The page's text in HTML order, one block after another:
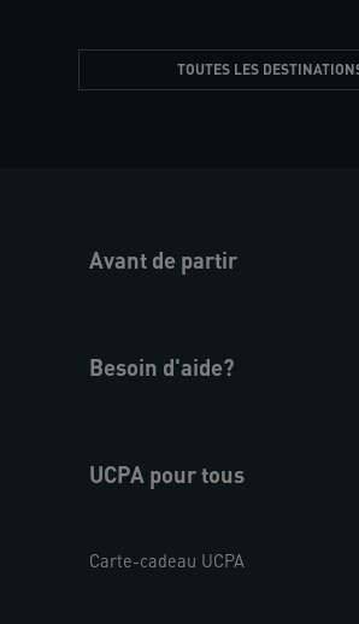
TOUTES LES
Avant de partir
Besoin d'aide?
UCPA pour tous
Carte-cadeau UCPA